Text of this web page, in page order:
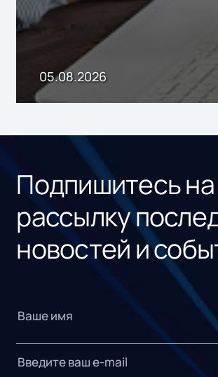
хранения данных
05.08.2026
Подпишитесь
рассылку
новостей и